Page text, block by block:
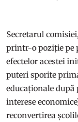
Secretarul
printr-o poziție pe
efectelor acestei
puteri sporite
educaționale
interese
reconvertirea